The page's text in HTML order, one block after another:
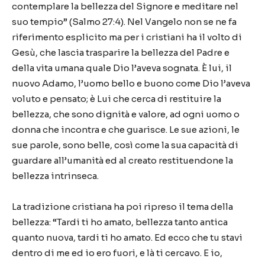
contemplare la bellezza del Signore e meditare nel
suo tempio” (Salmo 27:4). Nel Vangelo non se ne fa
riferimento esplicito ma per i cristiani ha il volto di
Gesù, che lascia trasparire la bellezza del Padre e
della vita umana quale Dio l’aveva sognata. È lui, il
nuovo Adamo, l’uomo bello e buono come Dio l’aveva
voluto e pensato; è Lui che cerca di restituire la
bellezza, che sono dignità e valore, ad ogni uomo o
donna che incontra e che guarisce. Le sue azioni, le
sue parole, sono belle, così come la sua capacità di
guardare all’umanità ed al creato restituendone la
bellezza intrinseca.
La tradizione cristiana ha poi ripreso il tema della
bellezza: “Tardi ti ho amato, bellezza tanto antica
quanto nuova, tardi ti ho amato. Ed ecco che tu stavi
dentro di me ed io ero fuori, e là ti cercavo. E io,